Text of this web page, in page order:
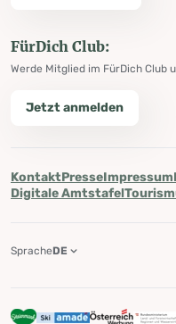
FürDich Club:
Werde Mitglied im FürDich Club
Jetzt anmelden
KontaktPresseImpressum
Digitale Amtstafel
SpracheDE